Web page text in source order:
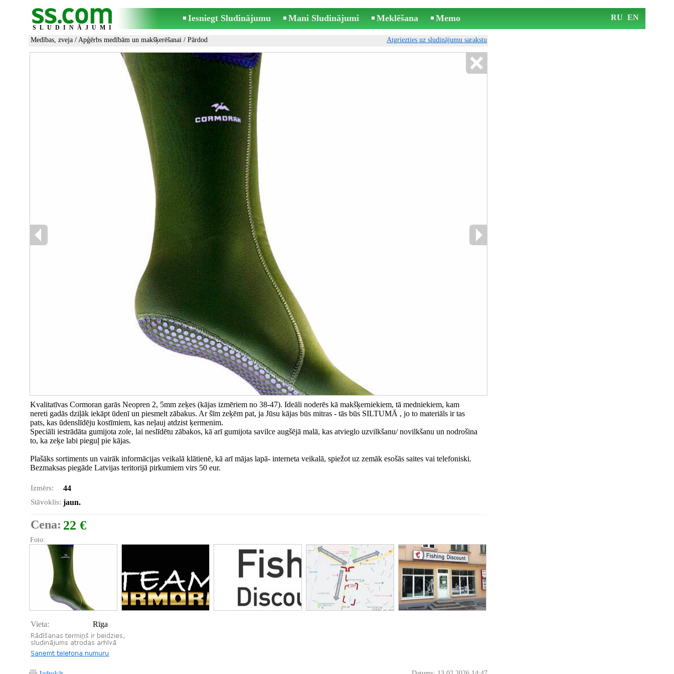
SLUDINĀJUMI
Iesniegt Sludinājumu Mani Sludinājumi Meklēšana Memo RU EN
Medības, zveja / Apģērbs medībām un makšķerēšanai / Pārdod Atgriezties uz sludinājumu sarakstu
Kvalitatīvas Cormoran garās Neopren 2, 5mm zeķes (kājas izmēriem no 38-47). Ideāli noderēs kā makšķerniekiem, tā medniekiem, kam
nereti gadās dziļāk iekāpt ūdenī un piesmelt zābakus. Ar šīm zeķēm pat, ja Jūsu kājas būs mitras - tās būs SILTUMĀ , jo to materiāls ir tas
pats, kas ūdenslīdēju kostīmiem, kas neļauj atdzist ķermenim.
Speciāli iestrādāta gumijota zole, lai neslīdētu zābakos, kā arī gumijota savilce augšējā malā, kas atvieglo uzvilkšanu/ novilkšanu un nodrošina
to, ka zeķe labi pieguļ pie kājas.
Plašāks sortiments un vairāk informācijas veikalā klātienē, kā arī mājas lapā- interneta veikalā, spiežot uz zemāk esošās saites vai telefoniski.
Bezmaksas piegāde Latvijas teritorijā pirkumiem virs 50 eur.
Izmērs: 44
Stāvoklis: jaun.
Cena: 22 €
Foto:
Vieta: Rīga